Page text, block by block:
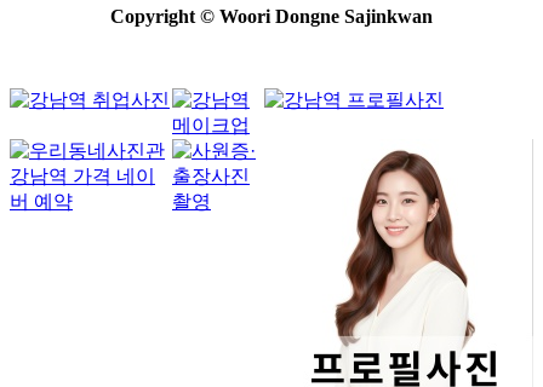
Copyright © Woori Dongne Sajinkwan